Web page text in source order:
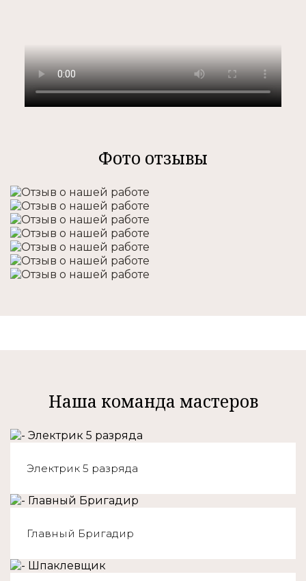
Фото отзывы
Наша команда мастеров
Электрик 5 разряда
Главный Бригадир